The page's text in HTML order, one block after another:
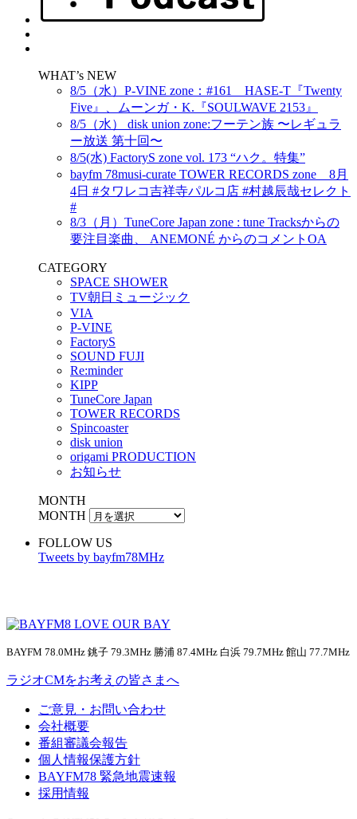
WHAT’s NEW
8/5（水）P-VINE zone：#161 HASE-T『Twenty
Five』、ムーンガ・K.『SOULWAVE 2153』
8/5（水） disk union zone:フーテン族 〜レギュラ
ー放送 第十回〜
8/5(水) FactoryS zone vol. 173 “ハク。特集”
bayfm 78musi-curate TOWER RECORDS zone 8月
4日 #タワレコ吉祥寺パルコ店 #村越辰哉セレクト
#
8/3（月）TuneCore Japan zone : tune Tracksからの
要注目楽曲、 ANEMONÉ からのコメントOA
CATEGORY
SPACE SHOWER
TV朝日ミュージック
VIA
P-VINE
FactoryS
SOUND FUJI
Re:minder
KIPP
TuneCore Japan
TOWER RECORDS
Spincoaster
disk union
origami PRODUCTION
お知らせ
MONTH
MONTH
FOLLOW US
Tweets by bayfm78MHz
BAYFM 78.0MHz 銚子 79.3MHz 勝浦 87.4MHz 白浜 79.7MHz 館山 77.7MHz
ラジオCMをお考えの皆さまへ
ご意見・お問い合わせ
会社概要
番組審議会報告
個人情報保護方針
BAYFM78 緊急地震速報
採用情報